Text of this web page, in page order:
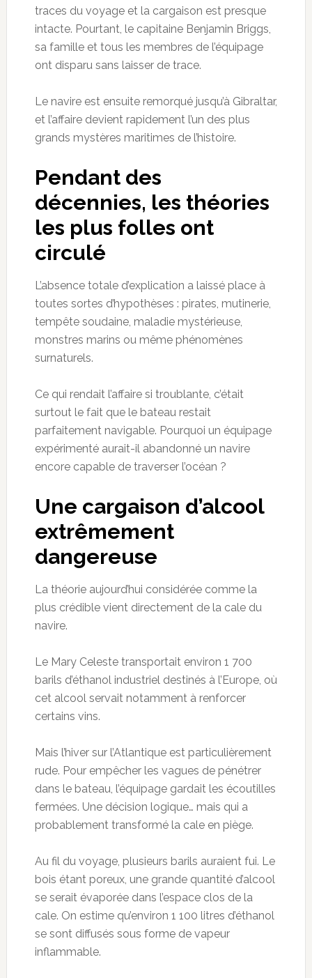
traces du voyage et la cargaison est presque
intacte. Pourtant, le capitaine Benjamin Briggs,
sa famille et tous les membres de l’équipage
ont disparu sans laisser de trace.
Le navire est ensuite remorqué jusqu’à Gibraltar,
et l’affaire devient rapidement l’un des plus
grands mystères maritimes de l’histoire.
Pendant des
décennies, les théories
les plus folles ont
circulé
L’absence totale d’explication a laissé place à
toutes sortes d’hypothèses : pirates, mutinerie,
tempête soudaine, maladie mystérieuse,
monstres marins ou même phénomènes
surnaturels.
Ce qui rendait l’affaire si troublante, c’était
surtout le fait que le bateau restait
parfaitement navigable. Pourquoi un équipage
expérimenté aurait-il abandonné un navire
encore capable de traverser l’océan ?
Une cargaison d’alcool
extrêmement
dangereuse
La théorie aujourd’hui considérée comme la
plus crédible vient directement de la cale du
navire.
Le Mary Celeste transportait environ 1 700
barils d’éthanol industriel destinés à l’Europe, où
cet alcool servait notamment à renforcer
certains vins.
Mais l’hiver sur l’Atlantique est particulièrement
rude. Pour empêcher les vagues de pénétrer
dans le bateau, l’équipage gardait les écoutilles
fermées. Une décision logique… mais qui a
probablement transformé la cale en piège.
Au fil du voyage, plusieurs barils auraient fui. Le
bois étant poreux, une grande quantité d’alcool
se serait évaporée dans l’espace clos de la
cale. On estime qu’environ 1 100 litres d’éthanol
se sont diffusés sous forme de vapeur
inflammable.